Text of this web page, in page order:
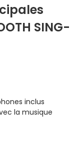
SING-
inclus
la musique
Dos
et
& Hub